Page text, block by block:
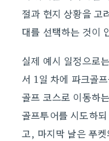
절과 현지 상황을 고
대를 선택하는 것이
실제 예시 일정으로
서 1일 차에 파크골
골프 코스로 이동하
골프투어를 시도하
고, 마지막 날은 푸